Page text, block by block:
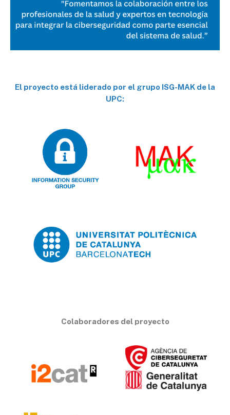
El proyecto está liderado por el grupo ISG-MAK de la
UPC:
Colaboradores del proyecto